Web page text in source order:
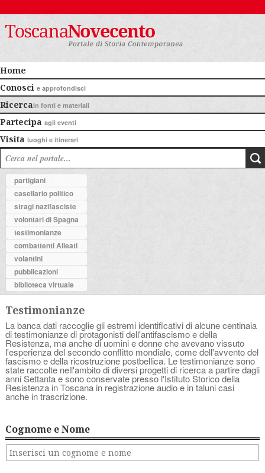
Home
Conosci e approfondisci
Ricercain fonti e materiali
Partecipa agli eventi
Visita luoghi e itinerari
partigiani
casellario politico
stragi nazifasciste
volontari di Spagna
testimonianze
combattenti Alleati
volantini
pubblicazioni
biblioteca virtuale
Testimonianze
La banca dati raccoglie gli estremi identificativi di alcune centinaia
di testimonianze di protagonisti dell'antifascismo e della
Resistenza, ma anche di uomini e donne che avevano vissuto
l'esperienza del secondo conflitto mondiale, come dell'avvento del
fascismo e della ricostruzione postbellica. Le testimonianze sono
state raccolte nell'ambito di diversi progetti di ricerca a partire dagli
anni Settanta e sono conservate presso l'Istituto Storico della
Resistenza in Toscana in registrazione audio e in taluni casi
anche in trascrizione.
Cognome e Nome